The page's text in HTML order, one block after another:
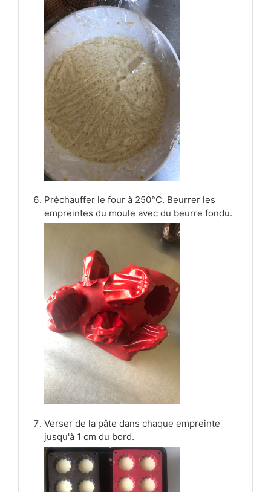
Préchauffer le four à 250°C. Beurrer les
empreintes du moule avec du beurre fondu.
Verser de la pâte dans chaque empreinte
jusqu'à 1 cm du bord.